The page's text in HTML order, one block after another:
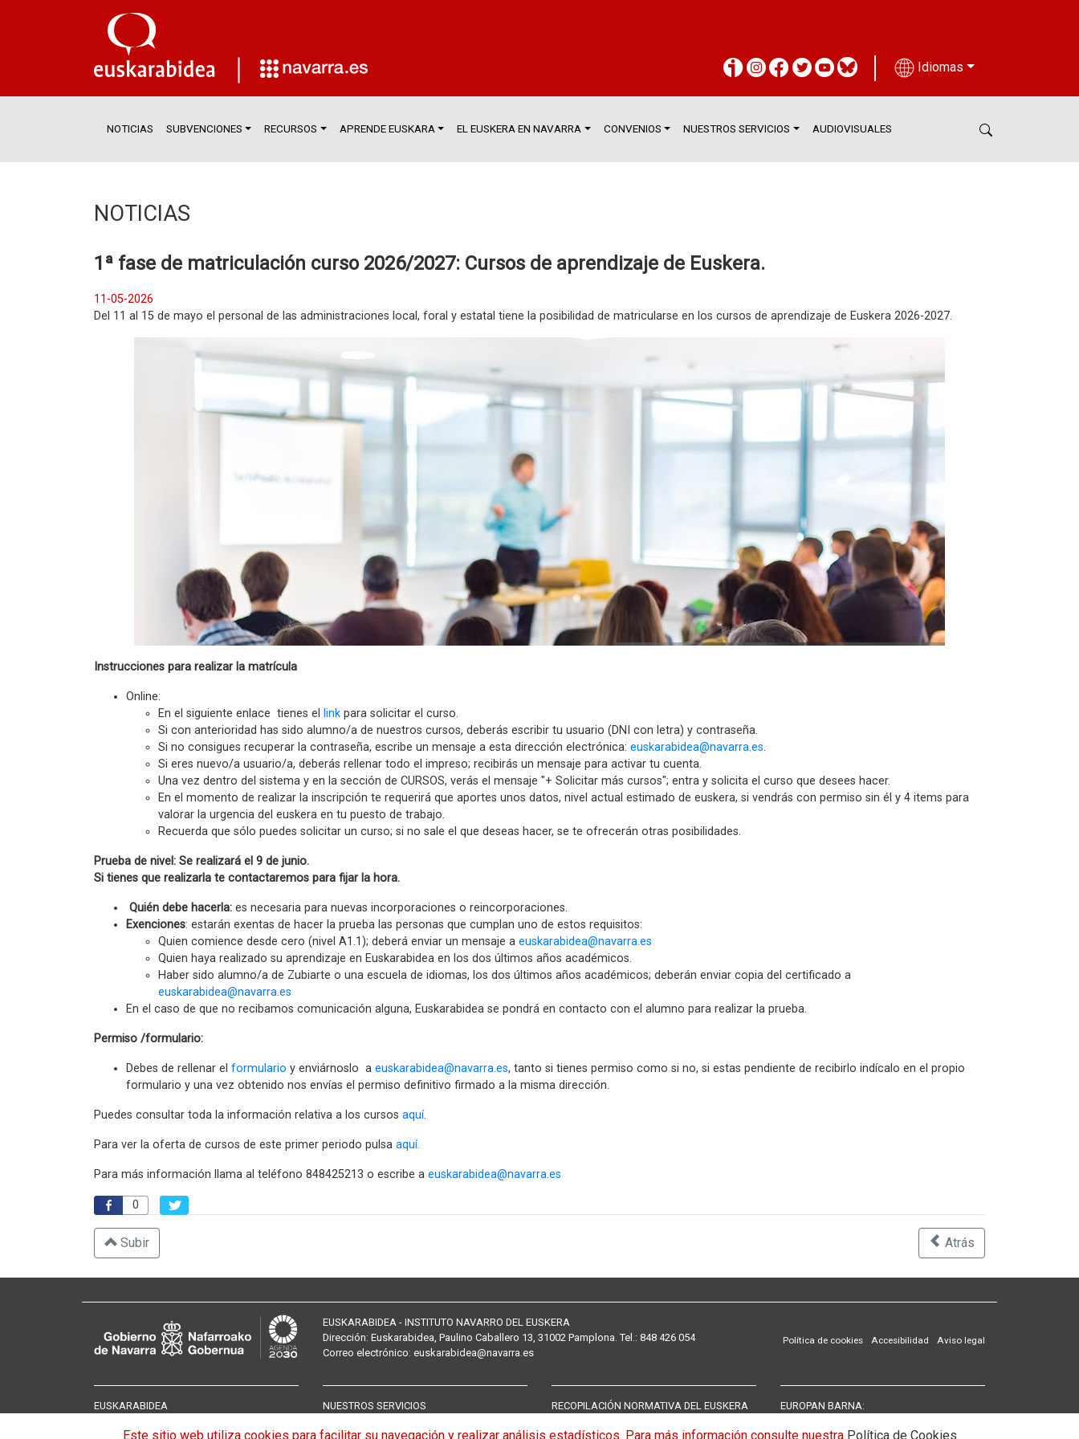
Idiomas
NOTICIAS SUBVENCIONES RECURSOS APRENDE EUSKARA EL EUSKERA EN NAVARRA CONVENIOS NUESTROS SERVICIOS AUDIOVISUALES
NOTICIAS
1ª fase de matriculación curso 2026/2027: Cursos de aprendizaje de Euskera.
11-05-2026
Del 11 al 15 de mayo el personal de las administraciones local, foral y estatal tiene la posibilidad de matricularse en los cursos de aprendizaje de Euskera 2026-2027.
Instrucciones para realizar la matrícula
Online:
En el siguiente enlace tienes el
link para solicitar el curso.
Si con anterioridad has sido alumno/a de nuestros cursos, deberás escribir tu usuario (DNI con letra) y contraseña.
Si no consigues recuperar la contraseña, escribe un mensaje a esta dirección electrónica: euskarabidea@navarra.es.
Si eres nuevo/a usuario/a, deberás rellenar todo el impreso; recibirás un mensaje para activar tu cuenta.
Una vez dentro del sistema y en la sección de CURSOS, verás el mensaje "+ Solicitar más cursos"; entra y solicita el curso que desees hacer.
En el momento de realizar la inscripción te requerirá que aportes unos datos, nivel actual estimado de euskera, si vendrás con permiso sin él y 4 items para
valorar la urgencia del euskera en tu puesto de trabajo.
Recuerda que sólo puedes solicitar un curso; si no sale el que deseas hacer, se te ofrecerán otras posibilidades.
Prueba de nivel: Se realizará el 9 de junio.
Si tienes que realizarla te contactaremos para fijar la hora.
Quién debe hacerla: es necesaria para nuevas incorporaciones o reincorporaciones.
Exenciones: estarán exentas de hacer la prueba las personas que cumplan uno de estos requisitos:
Quien comience desde cero (nivel A1.1); deberá enviar un mensaje a euskarabidea@navarra.es
Quien haya realizado su aprendizaje en Euskarabidea en los dos últimos años académicos.
Haber sido alumno/a de Zubiarte o una escuela de idiomas, los dos últimos años académicos; deberán enviar copia del certificado a
euskarabidea@navarra.es
En el caso de que no recibamos comunicación alguna, Euskarabidea se pondrá en contacto con el alumno para realizar la prueba.
Permiso /formulario:
Debes de rellenar el formulario y enviárnoslo a euskarabidea@navarra.es, tanto si tienes permiso como si no, si estas pendiente de recibirlo indícalo en el propio
formulario y una vez obtenido nos envías el permiso definitivo firmado a la misma dirección.
Puedes consultar toda la información relativa a los cursos aquí.
Para ver la oferta de cursos de este primer periodo pulsa aquí.
Para más información llama al teléfono 848425213 o escribe a euskarabidea@navarra.es
0
Atrás
Subir
EUSKARABIDEA - INSTITUTO NAVARRO DEL EUSKERA
Dirección: Euskarabidea, Paulino Caballero 13, 31002 Pamplona. Tel.: 848 426 054
Correo electrónico: euskarabidea@navarra.es
Aviso legal
Accesibilidad
Política de cookies
EUSKARABIDEA
Presentación
NUESTROS SERVICIOS
Servicios de traducción
RECOPILACIÓN NORMATIVA DEL EUSKERA
Normativa
EUROPAN BARNA:
Carta Europea de las lenguas regionales y
Este sitio web utiliza cookies para facilitar su navegación y realizar análisis estadísticos. Para más información consulte nuestra Política de Cookies